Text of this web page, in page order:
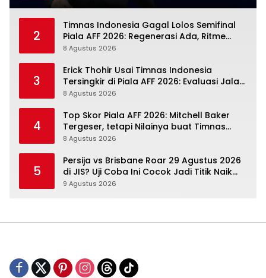
2
Timnas Indonesia Gagal Lolos Semifinal
Piala AFF 2026: Regenerasi Ada, Ritme
Kompetisi Masih Harus Mengejar
8 Agustus 2026
3
Erick Thohir Usai Timnas Indonesia
Tersingkir di Piala AFF 2026: Evaluasi Jalan,
Agenda Berikutnya Sudah Dekat
8 Agustus 2026
4
Top Skor Piala AFF 2026: Mitchell Baker
Tergeser, tetapi Nilainya buat Timnas
Indonesia Justru Naik
8 Agustus 2026
5
Persija vs Brisbane Roar 29 Agustus 2026
di JIS? Uji Coba Ini Cocok Jadi Titik Naik
Macan Kemayoran
9 Agustus 2026